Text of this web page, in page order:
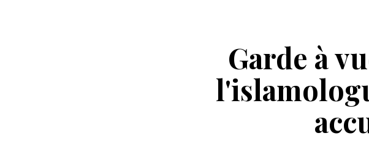
Garde à